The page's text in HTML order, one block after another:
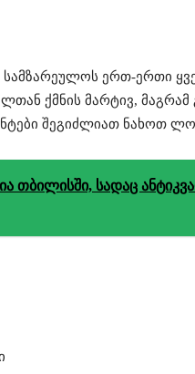
ერთ-ერთი
ქმნის მარტივ,
შეგიძლიათ ნახოთ
თბილისში, სადაც